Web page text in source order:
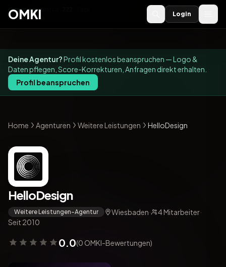
OMKI 2027
OMKI Login
Deine Agentur?Profil kostenlos beanspruchen — Logo &
Daten pflegen, Score-Korrekturen, Anfragen direkt erhalten.
Profil beanspruchen
Home Agenturen Weitere Leistungen HelloDesign
HelloDesign
Weitere Leistungen-Agentur Wiesbaden· 4 Mitarbeiter·
Seit 2010
0.0(0 OMKI-Bewertungen)